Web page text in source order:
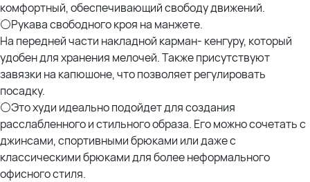
комфортный, обеспечивающий свободу движений.
⚪Рукава свободного кроя на манжете.
На передней части накладной карман- кенгуру, который
удобен для хранения мелочей. Также присутствуют
завязки на капюшоне, что позволяет регулировать
посадку.
⚪Это худи идеально подойдет для создания
расслабленного и стильного образа. Его можно сочетать с
джинсами, спортивными брюками или даже с
классическими брюками для более неформального
офисного стиля.